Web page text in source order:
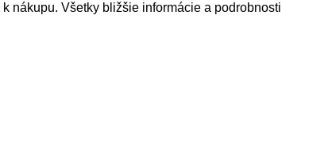
nákupu. Všetky bližšie informácie a podrobnosti